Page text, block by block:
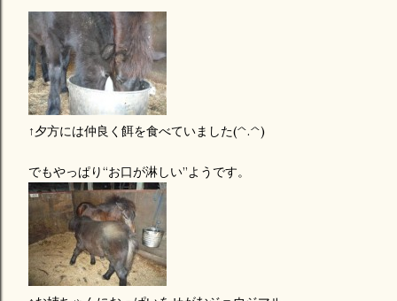
↑夕方には仲良く餌を食べていました(^.^)
でもやっぱり“お口が淋しい”ようです。